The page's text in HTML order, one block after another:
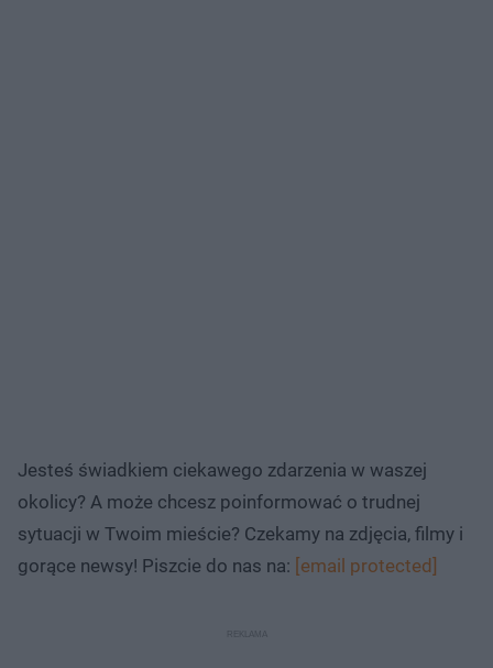
Jesteś świadkiem ciekawego zdarzenia w waszej
okolicy? A może chcesz poinformować o trudnej
sytuacji w Twoim mieście? Czekamy na zdjęcia, filmy i
gorące newsy! Piszcie do nas na: [email protected]